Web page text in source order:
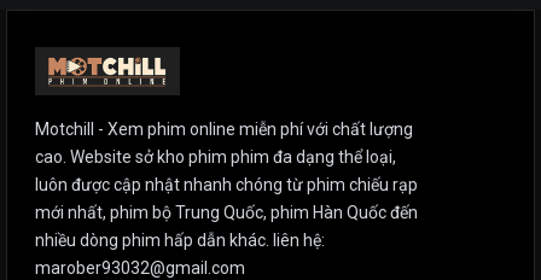
Motchill - Xem phim online miễn phí với chất lượng
cao. Website sở kho phim phim đa dạng thể loại,
luôn được cập nhật nhanh chóng từ phim chiếu rạp
mới nhất, phim bộ Trung Quốc, phim Hàn Quốc đến
nhiều dòng phim hấp dẫn khác. liên hệ:
marober93032@gmail.com